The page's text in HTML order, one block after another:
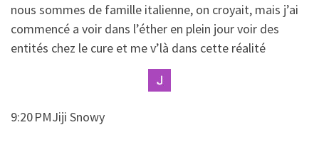
​​nous sommes de famille italienne, on croyait, mais j’ai
commencé a voir dans l’éther en plein jour voir des
entités chez le cure et me v’là dans cette réalité
9:20 PMJiji Snowy